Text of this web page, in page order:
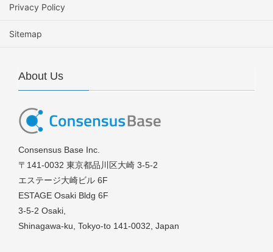
Privacy Policy
Sitemap
About Us
Consensus Base Inc.
〒141-0032 東京都品川区大崎 3-5-2
エステージ大崎ビル 6F
ESTAGE Osaki Bldg 6F
3-5-2 Osaki,
Shinagawa-ku, Tokyo-to 141-0032, Japan